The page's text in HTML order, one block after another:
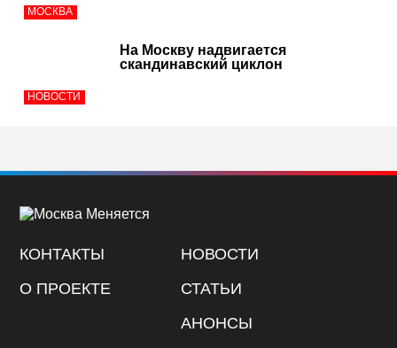
МОСКВА
НОВОСТИ
На Москву надвигается
скандинавский циклон
КОНТАКТЫ
О ПРОЕКТЕ
НОВОСТИ
СТАТЬИ
АНОНСЫ